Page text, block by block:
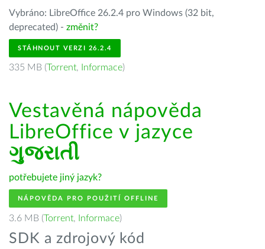
Vybráno: LibreOffice 26.2.4 pro Windows (32 bit,
deprecated) - změnit?
STÁHNOUT VERZI 26.2.4
335 MB (Torrent, Informace)
Vestavěná nápověda
LibreOffice v jazyce
ગુજરાતી
potřebujete jiný jazyk?
NÁPOVĚDA PRO POUŽITÍ OFFLINE
3.6 MB (Torrent, Informace)
SDK a zdrojový kód